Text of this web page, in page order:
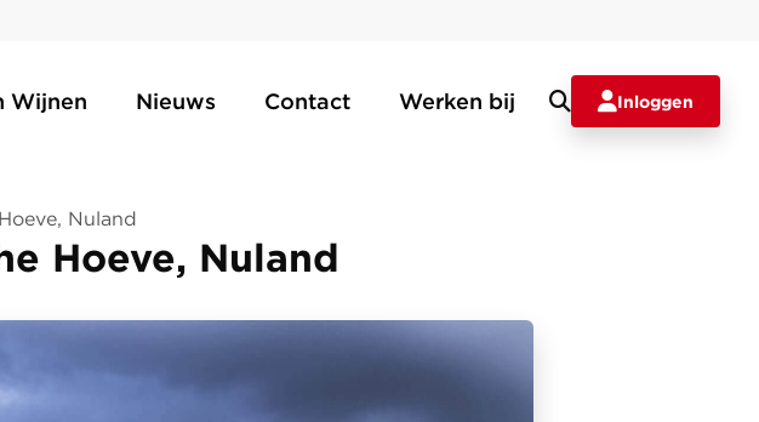
Wijnen Nieuws Contact Werken bij Inloggen
Nuland
Hoeve, Nuland